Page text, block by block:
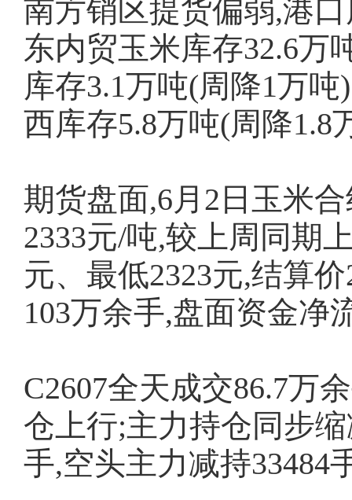
南方销区提货偏弱,港
东内贸玉米库存32.6万
库存3.1万吨(周降1万
西库存5.8万吨(周降1.8
期货盘面,6月2日玉米
2333元/吨,较上周同期
元、最低2323元,结算
103万余手,盘面资金净
C2607全天成交86.7万
仓上行;主力持仓同步
手,空头主力减持33484